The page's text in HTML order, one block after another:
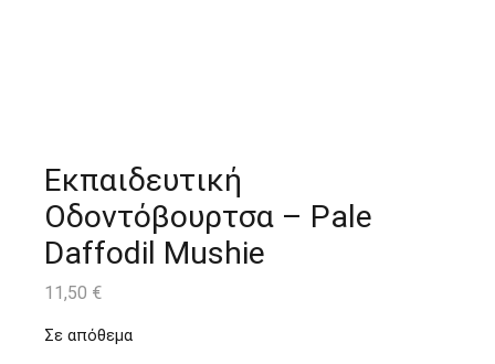
Εκπαιδευτική
Οδοντόβουρτσα – Pale
Daffodil Mushie
11,50 €
Σε απόθεμα